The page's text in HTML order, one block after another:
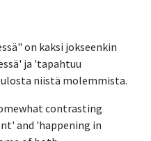
on kaksi jokseenkin
ja 'tapahtuu
niistä molemmista.
contrasting
and 'happening in